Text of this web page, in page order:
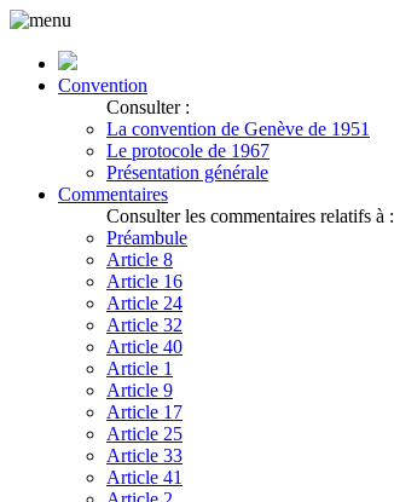
Convention
Consulter :
La convention de Genève de 1951
Le protocole de 1967
Présentation générale
Commentaires
Consulter les commentaires relatifs à :
Préambule
Article 8
Article 16
Article 24
Article 32
Article 40
Article 1
Article 9
Article 17
Article 25
Article 33
Article 41